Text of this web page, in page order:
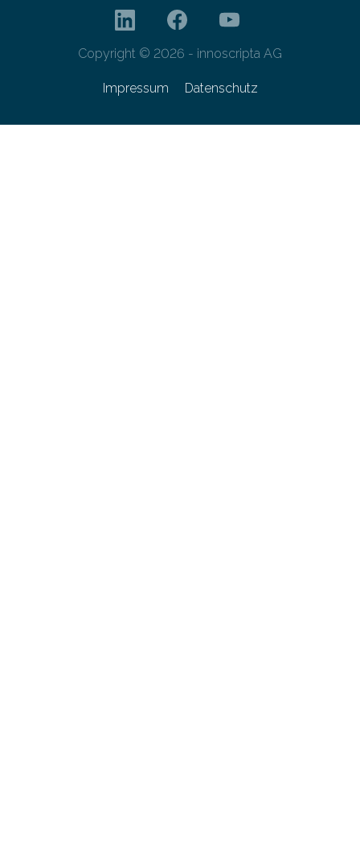
Copyright © 2026 - innoscripta AG
Impressum Datenschutz